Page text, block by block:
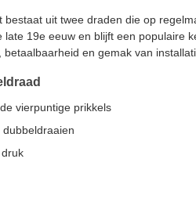
uit twee draden die op
19e eeuw en blijft een populaire
en gemak van
vierpuntige prikkels